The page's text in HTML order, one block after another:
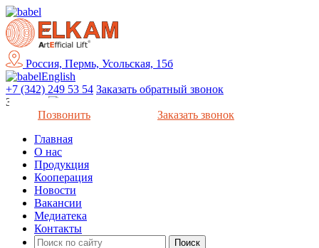
Россия, Пермь, Усольская, 15б
English
+7 (342) 249 53 54 Заказать обратный звонок
Закрыть
Позвонить
Заказать звонок
Главная
О нас
Продукция
Кооперация
Новости
Вакансии
Медиатека
Контакты